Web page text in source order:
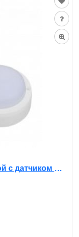
Светильник LED Vargo накладной с датчиком 12W 5000K IP54 овал белый